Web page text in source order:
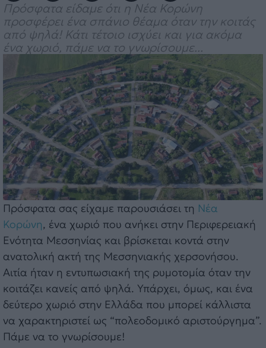
Πρόσφατα είδαμε ότι η Νέα Κορώνη
προσφέρει ένα σπάνιο θέαμα όταν την κοιτάς
από ψηλά! Κάτι τέτοιο ισχύει και για ακόμα
ένα χωριό, πάμε να το γνωρίσουμε...
Πρόσφατα σας είχαμε παρουσιάσει τη Νέα
Κορώνη, ένα χωριό που ανήκει στην Περιφερειακή
Ενότητα Μεσσηνίας και βρίσκεται κοντά στην
ανατολική ακτή της Μεσσηνιακής χερσονήσου.
Αιτία ήταν η εντυπωσιακή της ρυμοτομία όταν την
κοιτάζει κανείς από ψηλά. Υπάρχει, όμως, και ένα
δεύτερο χωριό στην Ελλάδα που μπορεί κάλλιστα
να χαρακτηριστεί ως “πολεοδομικό αριστούργημα”.
Πάμε να το γνωρίσουμε!